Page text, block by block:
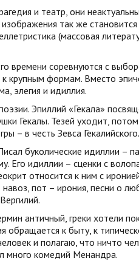
и театр, они
так же
(массовая
времени соревнуются с
крупным формам. Вместо
элегия и идиллия.
Эпиллий «Гекала»
Гекалы. Тезей уходит, потом
– в честь Зевса Гекалийского.
буколические идиллии –
Его идиллии – сценки с
относится к ним с
пот – ирония, песни о
античный, греки хотели
к быту, к
и полагаю, что ничто
много комедий Менандра.